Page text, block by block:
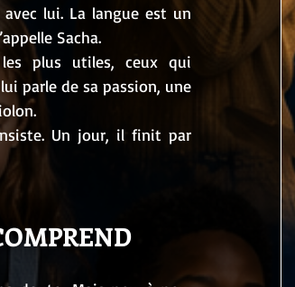
lui. La langue est un
Sacha.
plus utiles, ceux qui
parle de sa passion, une
Un jour, il finit par